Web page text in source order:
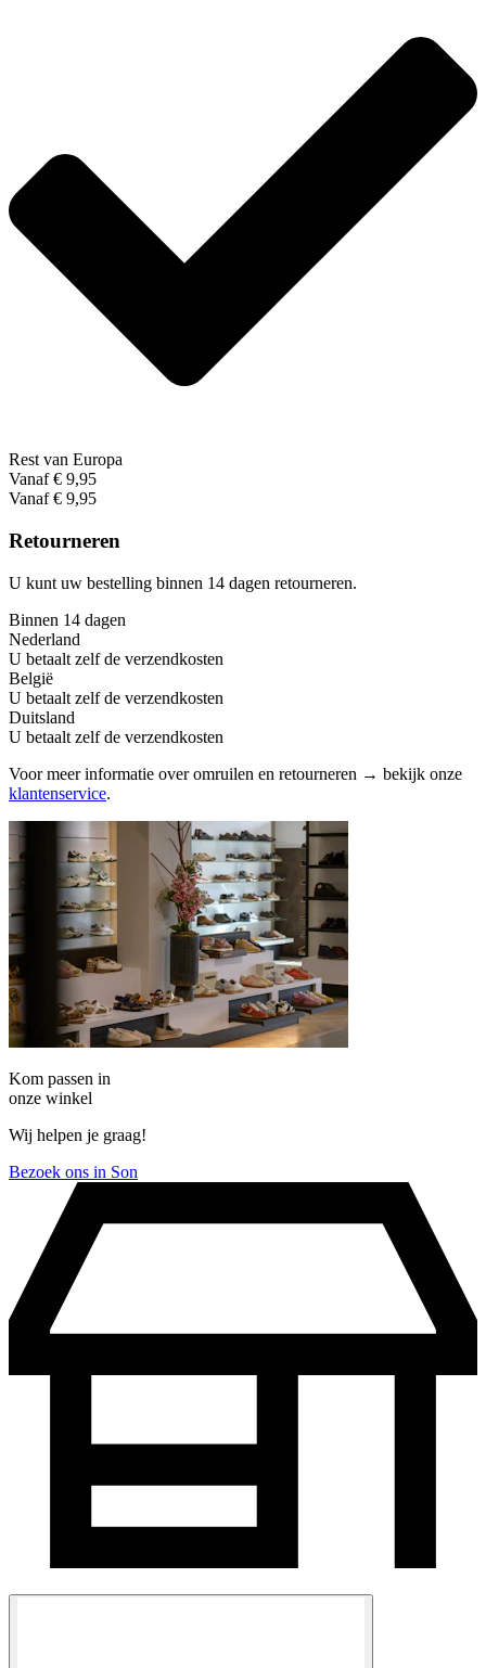
Rest van Europa
Vanaf € 9,95
Vanaf € 9,95
Retourneren
U kunt uw bestelling binnen 14 dagen retourneren.
Binnen 14 dagen
Nederland
U betaalt zelf de verzendkosten
België
U betaalt zelf de verzendkosten
Duitsland
U betaalt zelf de verzendkosten
Voor meer informatie over omruilen en retourneren → bekijk onze
klantenservice.
Kom passen in
onze winkel
Wij helpen je graag!
Bezoek ons in Son